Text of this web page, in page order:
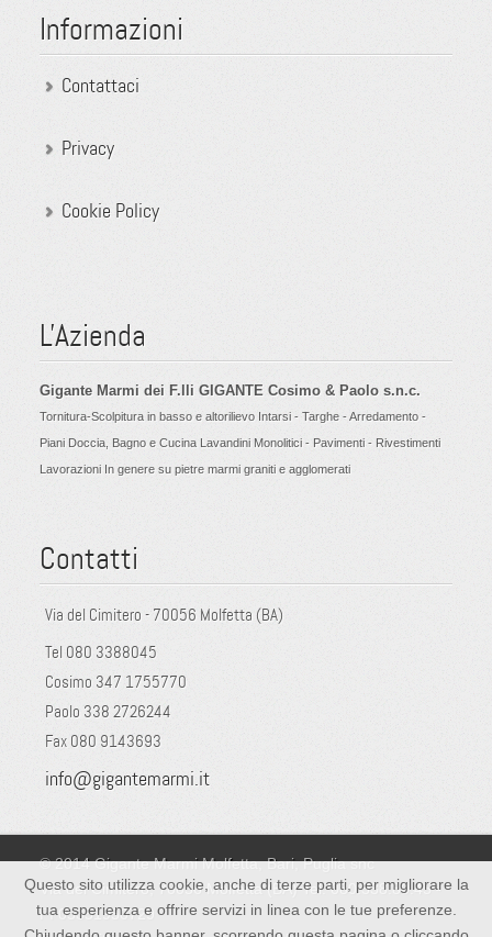
Informazioni
Contattaci
Privacy
Cookie Policy
L'Azienda
Gigante Marmi dei F.lli GIGANTE Cosimo & Paolo s.n.c.
Tornitura-Scolpitura in basso e altorilievo Intarsi - Targhe - Arredamento -
Piani Doccia, Bagno e Cucina Lavandini Monolitici - Pavimenti - Rivestimenti
Lavorazioni In genere su pietre marmi graniti e agglomerati
Contatti
Via del Cimitero - 70056 Molfetta (BA)
Tel 080 3388045
Cosimo 347 1755770
Paolo 338 2726244
Fax 080 9143693
info@gigantemarmi.it
© 2014 Gigante Marmi Molfetta, Bari, Puglia snc
Via del Cimitero, 70056 Molfetta (BA) Tel: 080.338.80.45 -
PI 05351950729
Questo sito utilizza cookie, anche di terze parti, per migliorare la
tua esperienza e offrire servizi in linea con le tue preferenze.